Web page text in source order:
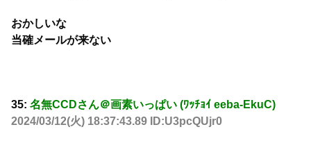
おかしいな
当確メールが来ない
35: 名無CCDさん＠画素いっぱい (ﾜｯﾁｮｲ eeba-EkuC)
2024/03/12(火) 18:37:43.89 ID:U3pcQUjr0